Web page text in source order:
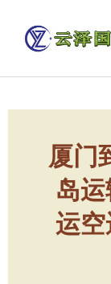
厦门
岛
运